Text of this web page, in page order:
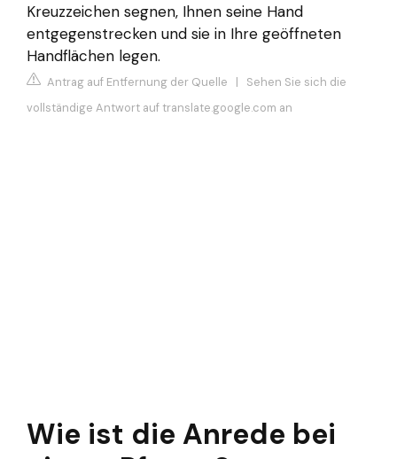
Kreuzzeichen segnen, Ihnen seine Hand
entgegenstrecken und sie in Ihre geöffneten
Handflächen legen.
Antrag auf Entfernung der Quelle | Sehen Sie sich die
vollständige Antwort auf translate.google.com an
Wie ist die Anrede bei